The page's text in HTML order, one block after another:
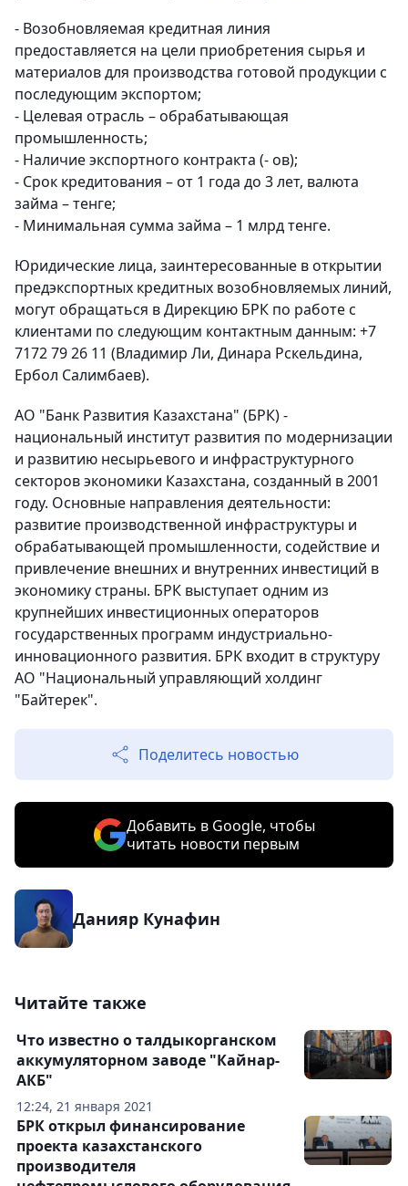
- Возобновляемая кредитная линия
предоставляется на цели приобретения сырья и
материалов для производства готовой продукции с
последующим экспортом;
- Целевая отрасль – обрабатывающая
промышленность;
- Наличие экспортного контракта (- ов);
- Срок кредитования – от 1 года до 3 лет, валюта
займа – тенге;
- Минимальная сумма займа – 1 млрд тенге.
Юридические лица, заинтересованные в открытии
предэкспортных кредитных возобновляемых линий,
могут обращаться в Дирекцию БРК по работе с
клиентами по следующим контактным данным: +7
7172 79 26 11 (Владимир Ли, Динара Рскельдина,
Ербол Салимбаев).
АО "Банк Развития Казахстана" (БРК) -
национальный институт развития по модернизации
и развитию несырьевого и инфраструктурного
секторов экономики Казахстана, созданный в 2001
году. Основные направления деятельности:
развитие производственной инфраструктуры и
обрабатывающей промышленности, содействие и
привлечение внешних и внутренних инвестиций в
экономику страны. БРК выступает одним из
крупнейших инвестиционных операторов
государственных программ индустриально-
инновационного развития. БРК входит в структуру
АО "Национальный управляющий холдинг
"Байтерек".
Поделитесь новостью
Добавить в Google, чтобы
читать новости первым
Данияр Кунафин
Читайте также
12:24, 21 января 2021
Что известно о талдыкорганском
аккумуляторном заводе "Кайнар-
АКБ"
БРК открыл финансирование
проекта казахстанского
производителя